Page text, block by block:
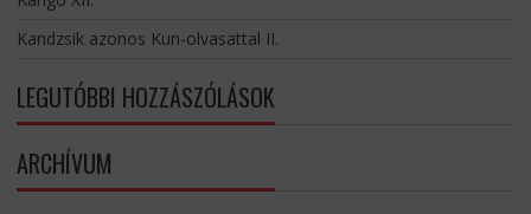
Kandzsik azonos Kun-olvasattal II.
LEGUTÓBBI HOZZÁSZÓLÁSOK
ARCHÍVUM